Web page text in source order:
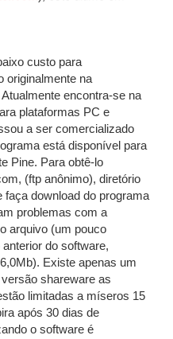
custo para
originalmente na
encontra-se na
plataformas PC e
a ser comercializado
está disponível para
Pine. Para obtê-lo
(ftp anônimo), diretório
download do programa
problemas com a
arquivo (um pouco
do software,
Existe apenas um
shareware as
limitadas a míseros 15
após 30 dias de
o software é